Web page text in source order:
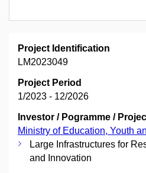
Project Identification
LM2023049
Project Period
1/2023 - 12/2026
Investor / Pogramme /
Ministry of Education, Youth
Large Infrastructures for
and Innovation